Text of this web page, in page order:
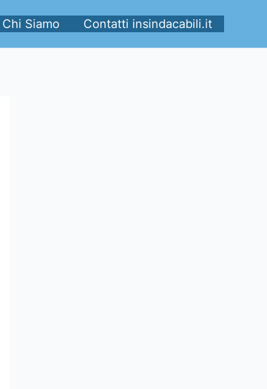
Chi Siamo Contatti insindacabili.it